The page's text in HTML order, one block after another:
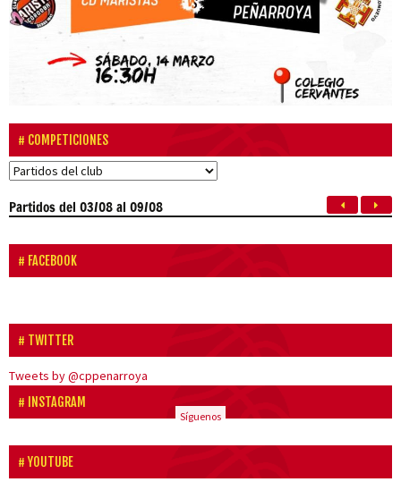
COMPETICIONES
Partidosdel 03/08 al 09/08
FACEBOOK
TWITTER
Tweets by @cppenarroya
INSTAGRAM
Síguenos
YOUTUBE